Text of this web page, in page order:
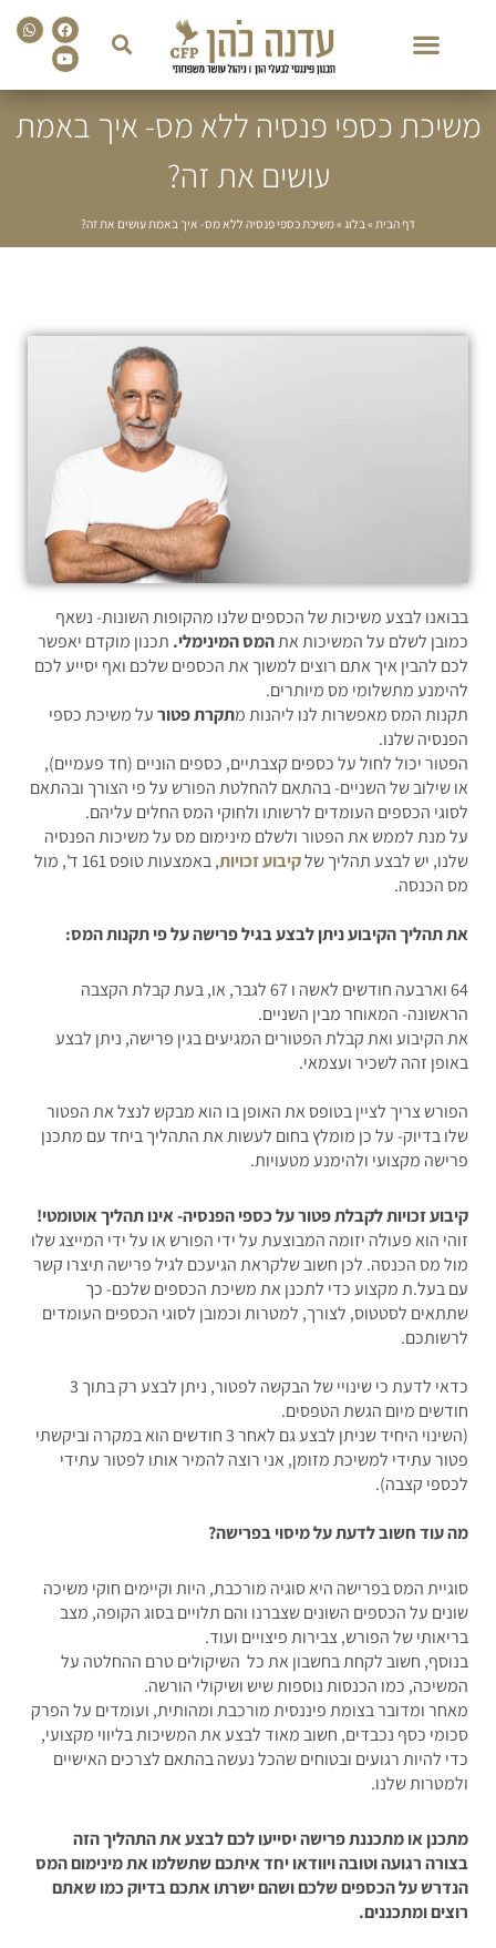
Facebook
Youtube
משיכת כספי פנסיה ללא מס- איך באמת
עושים את זה?
דף הבית » בלוג »משיכת כספי פנסיה ללא מס- איך באמת עושים את זה?
בבואנו לבצע משיכות של הכספים שלנו מהקופות השונות- נשאף
כמובן לשלם על המשיכות אתהמס המינימלי. תכנון מוקדם יאפשר
לכם להבין איך אתם רוצים למשוך את הכספים שלכם ואף יסייע לכם
להימנע מתשלומי מס מיותרים.
תקנות המס מאפשרות לנו ליהנות מתקרת פטורעל משיכת כספי
הפנסיה שלנו.
הפטור יכול לחול על כספים קצבתיים, כספים הוניים (חד פעמיים),
או שילוב של השניים- בהתאם להחלטת הפורש על פי הצורך ובהתאם
לסוגי הכספים העומדים לרשותו ולחוקי המס החלים עליהם.
על מנת לממש את הפטור ולשלם מינימום מס על משיכות הפנסיה
שלנו, יש לבצע תהליך שלקיבוע זכויות
, באמצעות טופס 161 ד', מול
מס הכנסה.
את תהליך הקיבוע ניתן לבצע בגיל פרישה על פי תקנות המס:
64 וארבעה חודשים לאשה ו 67 לגבר, או, בעת קבלת הקצבה
הראשונה- המאוחר מבין השניים.
את הקיבוע ואת קבלת הפטורים המגיעים בגין פרישה, ניתן לבצע
באופן זהה לשכיר ועצמאי.
הפורש צריך לציין בטופס את האופן בו הוא מבקש לנצל את הפטור
שלו בדיוק- על כן מומלץ בחום לעשות את התהליך ביחד עם מתכנן
פרישה מקצועי ולהימנע מטעויות.
קיבוע זכויות לקבלת פטור על כספי הפנסיה- אינו תהליך אוטומטי!
זוהי הוא פעולה יזומה המבוצעת על ידי הפורש או על ידי המייצג שלו
מול מס הכנסה. לכן חשוב שלקראת הגיעכם לגיל פרישה תיצרו קשר
עם בעל.ת מקצוע כדי לתכנן את משיכת הכספים שלכם- כך
שתתאים לסטטוס, לצורך, למטרות וכמובן לסוגי הכספים העומדים
לרשותכם.
כדאי לדעת כי שינויי של הבקשה לפטור, ניתן לבצע רק בתוך 3
חודשים מיום הגשת הטפסים.
(השינוי היחיד שניתן לבצע גם לאחר 3 חודשים הוא במקרה וביקשתי
פטור עתידי למשיכת מזומן, אני רוצה להמיר אותו לפטור עתידי
לכספי קצבה).
מה עוד חשוב לדעת על מיסוי בפרישה?
סוגיית המס בפרישה היא סוגיה מורכבת, היות וקיימים חוקי משיכה
שונים על הכספים השונים שצברנו והם תלויים בסוג הקופה, מצב
בריאותי של הפורש, צבירות פיצויים ועוד.
בנוסף, חשוב לקחת בחשבון את כל השיקוליםטרם ההחלטה על
המשיכה, כמו הכנסות נוספות שיש ושיקולי הורשה.
מאחר ומדובר בצומת פיננסית מורכבת ומהותית, ועומדים על הפרק
סכומי כסף נכבדים, חשוב מאוד לבצע את המשיכות בליווי מקצועי,
כדי להיות רגועים ובטוחים שהכל נעשה בהתאם לצרכים האישיים
ולמטרות שלנו.
מתכנן או מתכננת פרישה יסייעו לכם לבצע את התהליך הזה
בצורה רגועה וטובה ויוודאו יחד איתכם שתשלמו את מינימום המס
הנדרש על הכספים שלכם ושהם ישרתו אתכם בדיוק כמו שאתם
רוצים ומתכננים.